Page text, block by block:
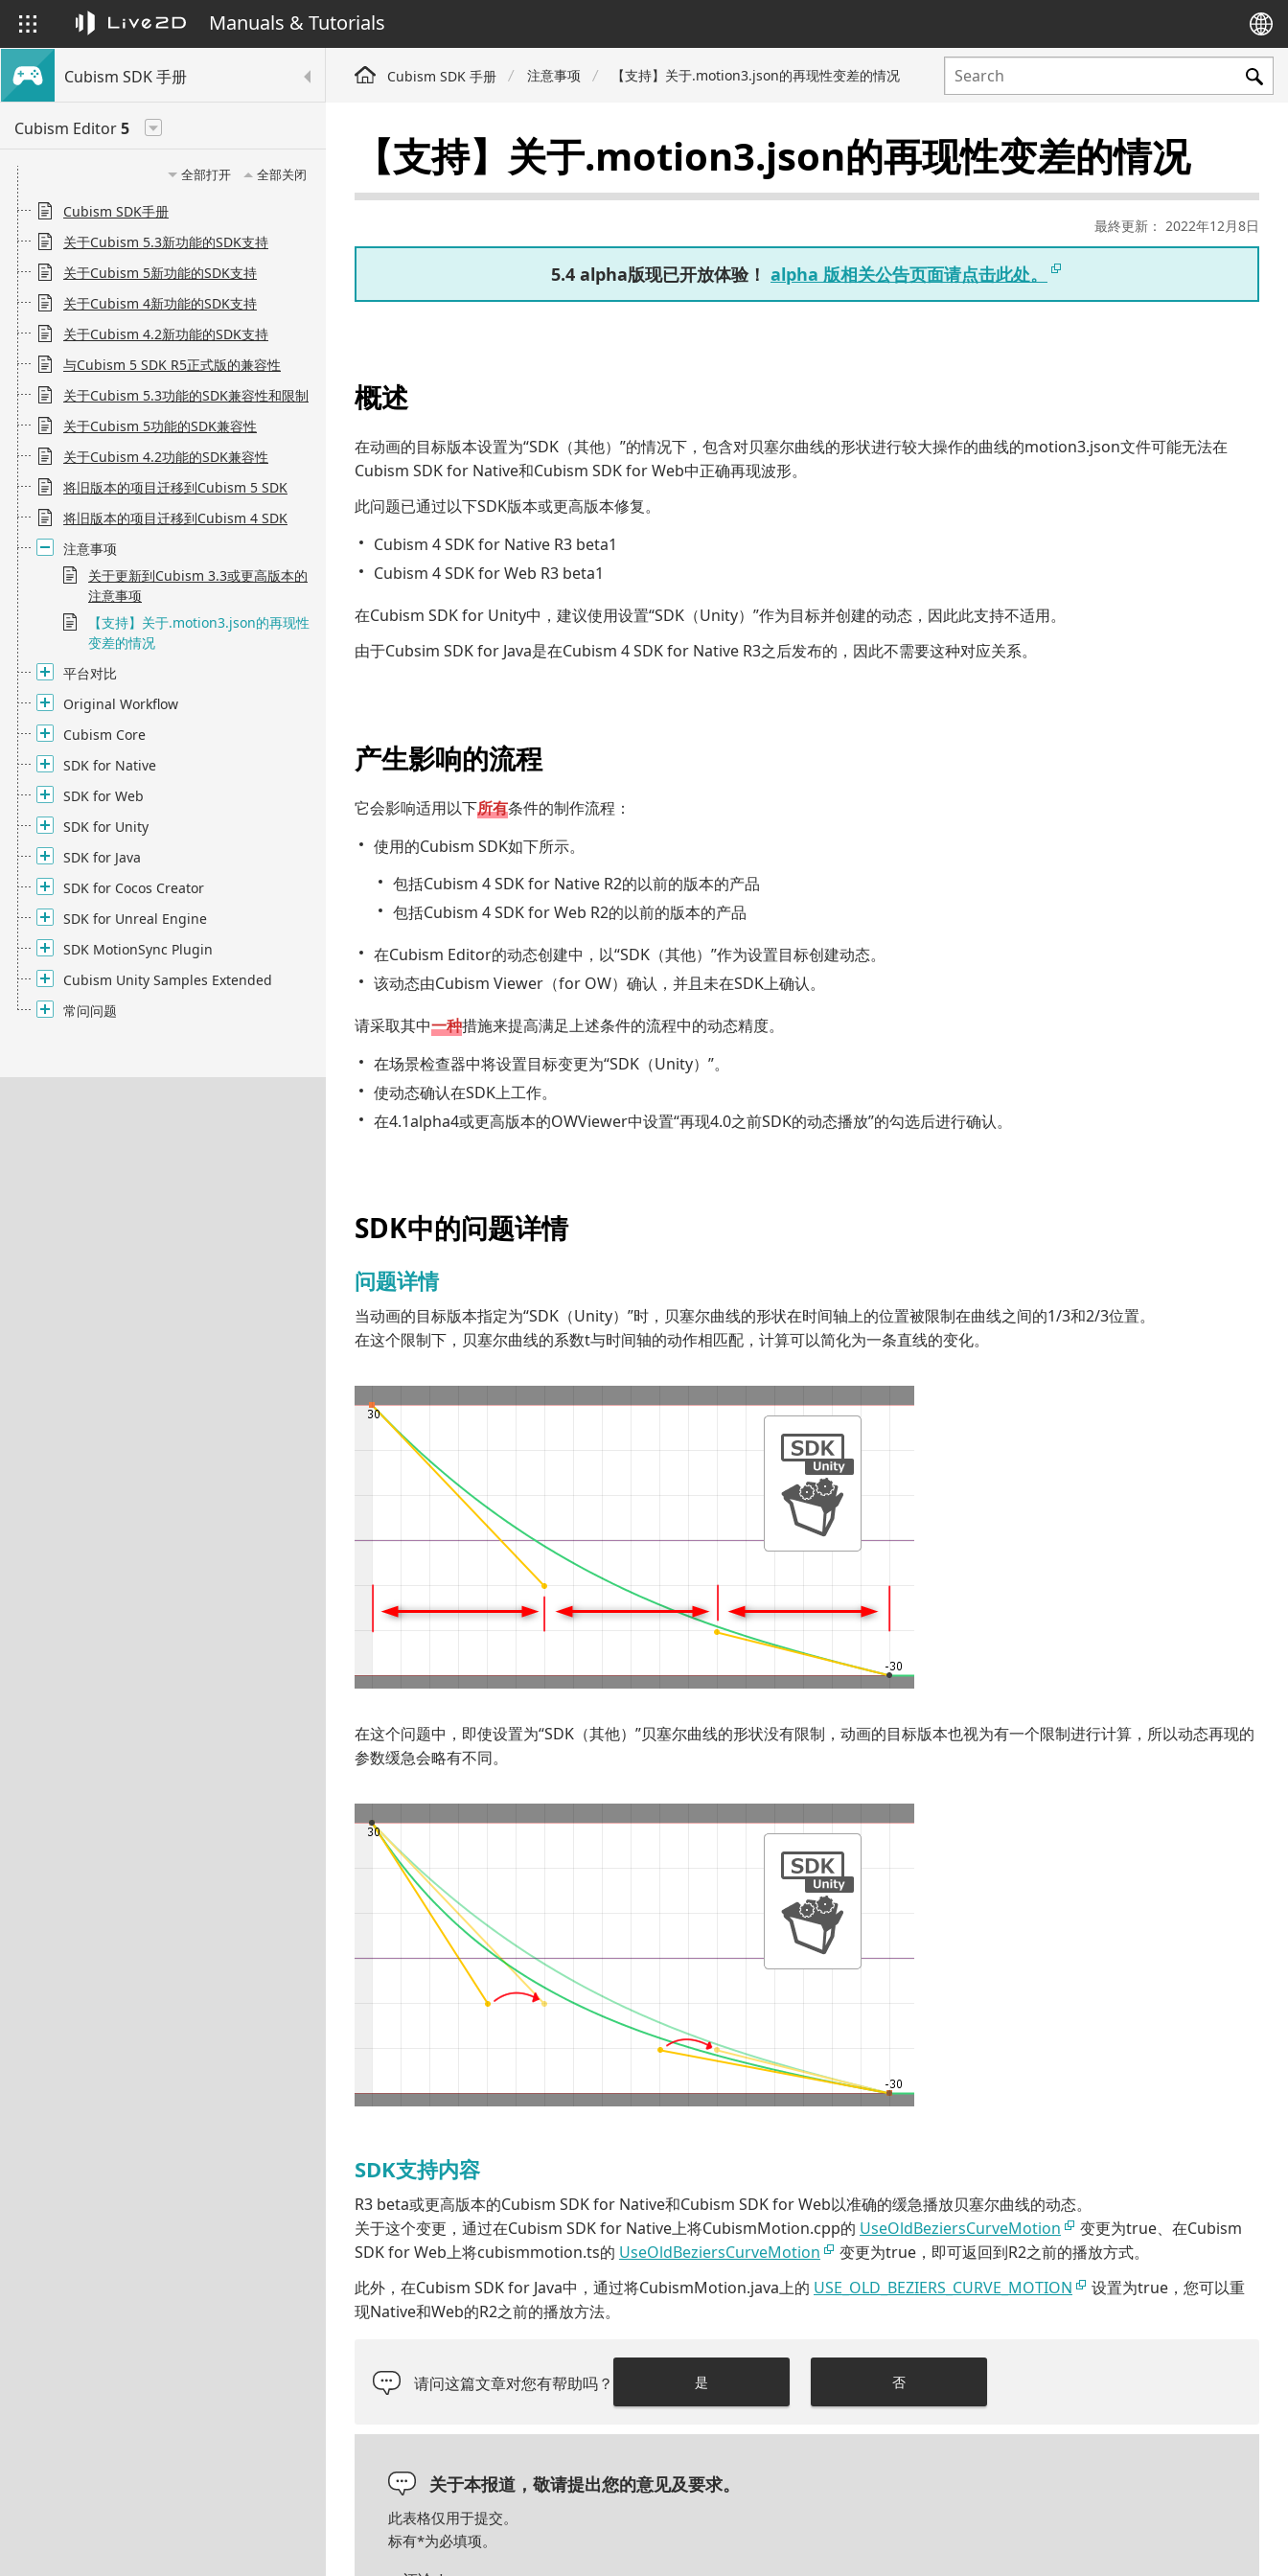
Manuals & Tutorials
Cubism SDK 手册
Cubism Editor5
全部打开 全部关闭
Cubism SDK手册
关于Cubism 5.3新功能的SDK支持
关于Cubism 5新功能的SDK支持
关于Cubism 4新功能的SDK支持
关于Cubism 4.2新功能的SDK支持
与Cubism 5 SDK R5正式版的兼容性
关于Cubism 5.3功能的SDK兼容性和限制
关于Cubism 5功能的SDK兼容性
关于Cubism 4.2功能的SDK兼容性
将旧版本的项目迁移到Cubism 5 SDK
将旧版本的项目迁移到Cubism 4 SDK
注意事项
关于更新到Cubism 3.3或更高版本的
注意事项
【支持】关于.motion3.json的再现性
变差的情况
平台对比
Original Workflow
Cubism Core
SDK for Native
SDK for Web
SDK for Unity
SDK for Java
SDK for Cocos Creator
SDK for Unreal Engine
SDK MotionSync Plugin
Cubism Unity Samples Extended
常问问题
Cubism SDK 手册 注意事项 【支持】关于.motion3.json的再现性变差的情况
【支持】关于.motion3.json的再现性变差的情况
最終更新： 2022年12月8日
5.4 alpha版现已开放体验！ alpha 版相关公告页面请点击此处。
概述
在动画的目标版本设置为“SDK（其他）”的情况下，包含对贝塞尔曲线的形状进行较大操作的曲线的motion3.json文件可能无法在
Cubism SDK for Native和Cubism SDK for Web中正确再现波形。
此问题已通过以下SDK版本或更高版本修复。
Cubism 4 SDK for Native R3 beta1
Cubism 4 SDK for Web R3 beta1
在Cubism SDK for Unity中，建议使用设置“SDK（Unity）”作为目标并创建的动态，因此此支持不适用。
由于Cubsim SDK for Java是在Cubism 4 SDK for Native R3之后发布的，因此不需要这种对应关系。
产生影响的流程
它会影响适用以下所有条件的制作流程：
使用的Cubism SDK如下所示。
包括Cubism 4 SDK for Native R2的以前的版本的产品
包括Cubism 4 SDK for Web R2的以前的版本的产品
在Cubism Editor的动态创建中，以“SDK（其他）”作为设置目标创建动态。
该动态由Cubism Viewer（for OW）确认，并且未在SDK上确认。
请采取其中一种措施来提高满足上述条件的流程中的动态精度。
在场景检查器中将设置目标变更为“SDK（Unity）”。
使动态确认在SDK上工作。
在4.1alpha4或更高版本的OWViewer中设置“再现4.0之前SDK的动态播放”的勾选后进行确认。
SDK中的问题详情
问题详情
当动画的目标版本指定为“SDK（Unity）”时，贝塞尔曲线的形状在时间轴上的位置被限制在曲线之间的1/3和2/3位置。
在这个限制下，贝塞尔曲线的系数t与时间轴的动作相匹配，计算可以简化为一条直线的变化。
在这个问题中，即使设置为“SDK（其他）”贝塞尔曲线的形状没有限制，动画的目标版本也视为有一个限制进行计算，所以动态再现的
参数缓急会略有不同。
SDK支持内容
R3 beta或更高版本的Cubism SDK for Native和Cubism SDK for Web以准确的缓急播放贝塞尔曲线的动态。
关于这个变更，通过在Cubism SDK for Native上将CubismMotion.cpp的 UseOldBeziersCurveMotion
变更为true、在Cubism
SDK for Web上将cubismmotion.ts的 UseOldBeziersCurveMotion
变更为true，即可返回到R2之前的播放方式。
此外，在Cubism SDK for Java中，通过将CubismMotion.java上的 USE_OLD_BEZIERS_CURVE_MOTION
设置为true，您可以重
现Native和Web的R2之前的播放方法。
请问这篇文章对您有帮助吗？ 是 否
关于本报道，敬请提出您的意见及要求。
此表格仅用于提交。
标有*为必填项。